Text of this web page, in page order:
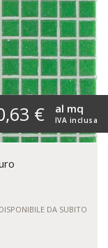
€ IVA inclusa
al mq
DISPONIBILE DA SUBITO